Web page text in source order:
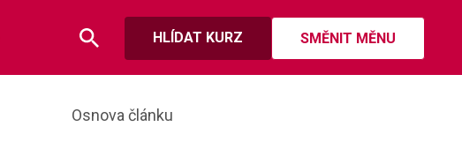
HLÍDAT KURZ SMĚNIT MĚNU
Osnova článku